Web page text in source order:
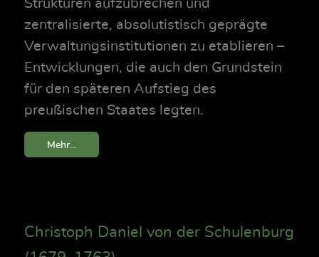
Strukturen aufzubrechen und
zentralisierte, absolutistisch geprägte
Verwaltungsinstitutionen zu etablieren –
Entwicklungen, die auch den Grundstein
für den späteren Aufstieg des
preußischen Staates legten.
Mehr...
Christoph Daniel von der Schulenburg